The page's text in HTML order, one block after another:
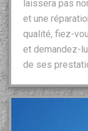
laissera pas
et une
qualité, fiez-
et demandez-
de ses